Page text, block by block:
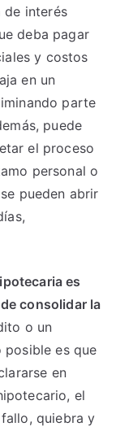
de interés
deba pagar
y costos
en un
parte
puede
el proceso
personal o
pueden abrir
es
consolidar la
o un
posible es que
en
el
quiebra y